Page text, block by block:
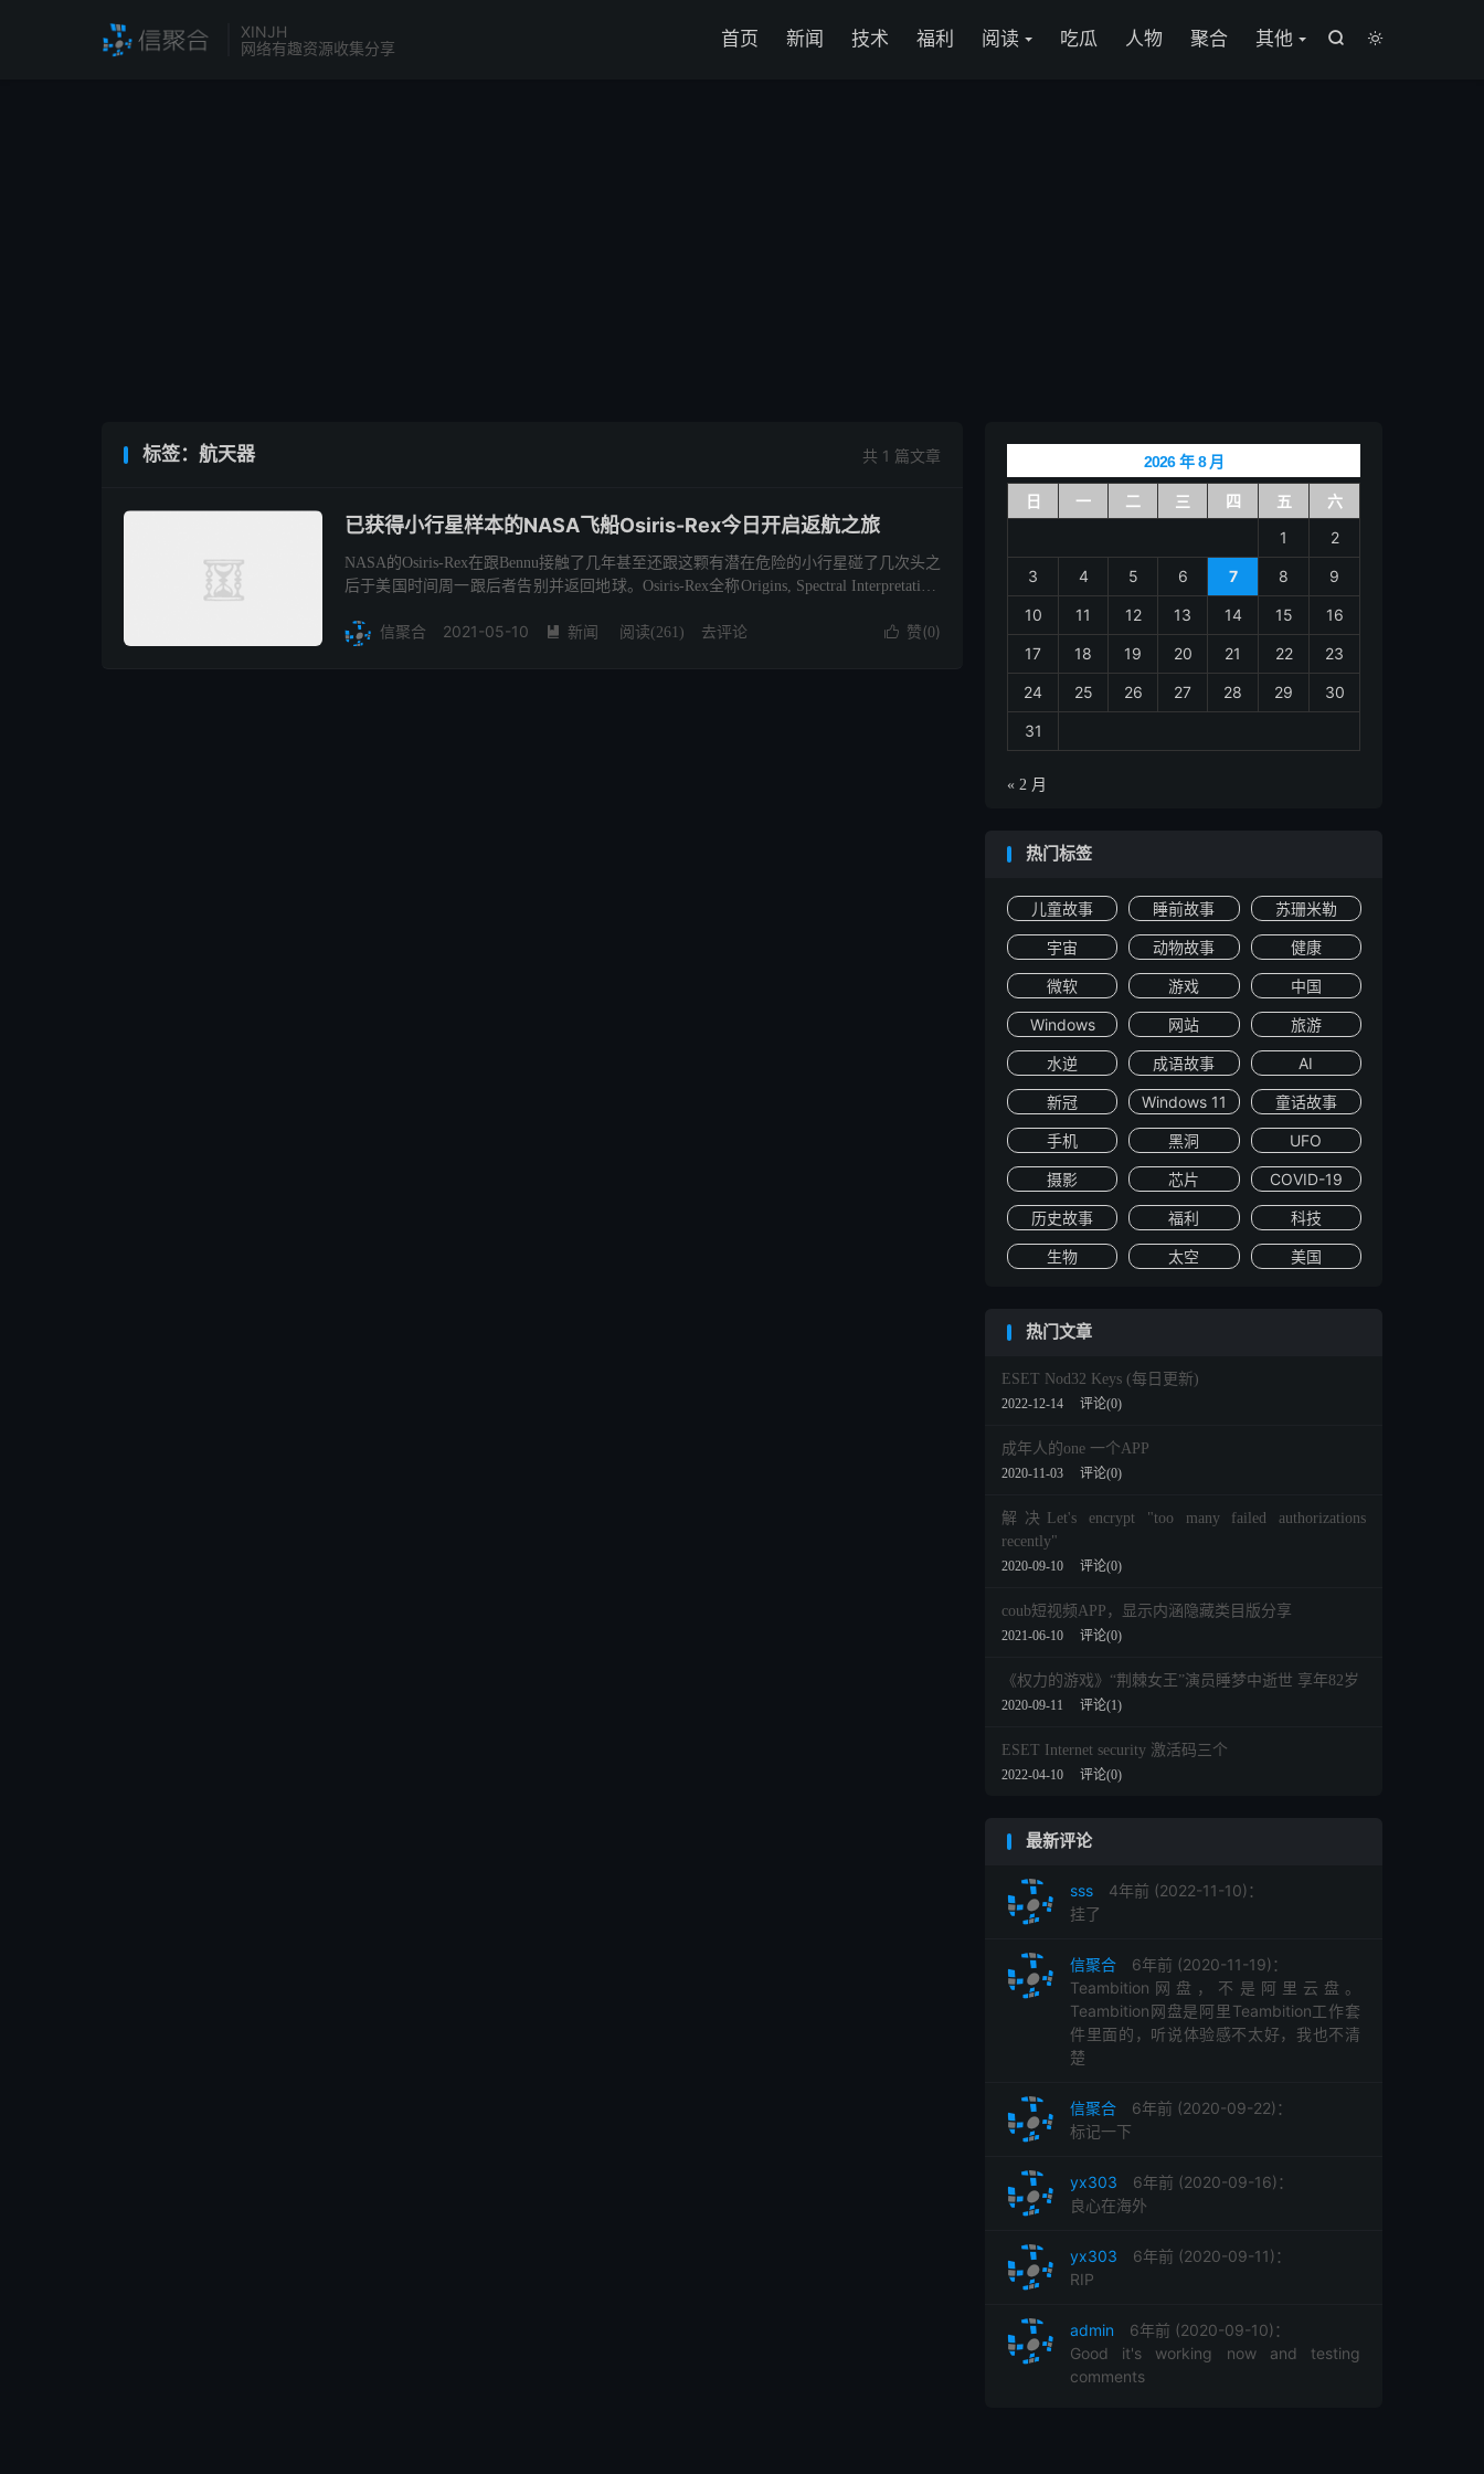
XINJH
网络有趣资源收集分享


首页 新闻 技术 福利 阅读 吃瓜 人物 聚合 其他
共 1 篇文章
标签：航天器
已获得小行星样本的NASA飞船Osiris-Rex今日开启返航之旅
NASA的Osiris-Rex在跟Bennu接触了几年甚至还跟这颗有潜在危险的小行星碰了几次头之
后于美国时间周一跟后者告别并返回地球。Osiris-Rex全称Origins, Spectral Interpretation,
 赞(0)
信聚合 2021-05-10  新闻 阅读(261) 去评论
2026 年 8 月
日 一 二 三 四 五
六
1
2
3 4 5 6 7 8 9
10 11 12 13 14 15 16
17 18 19 20 21 22 23
24 25 26 27 28 29 30
31
« 2 月
热门标签
儿童故事 睡前故事 苏珊米勒
宇宙 动物故事 健康
微软 游戏 中国
Windows 网站 旅游
水逆 成语故事 AI
新冠 Windows 11 童话故事
手机 黑洞 UFO
摄影 芯片 COVID-19
历史故事 福利 科技
生物 太空 美国
热门文章
ESET Nod32 Keys (每日更新)
2022-12-14 评论(0)
成年人的one 一个APP
2020-11-03 评论(0)
解决Let's encrypt "too many failed authorizations
recently"
2020-09-10 评论(0)
coub短视频APP，显示内涵隐藏类目版分享
2021-06-10 评论(0)
《权力的游戏》“荆棘女王”演员睡梦中逝世 享年82岁
2020-09-11 评论(1)
ESET Internet security 激活码三个
2022-04-10 评论(0)
最新评论
sss
4年前 (2022-11-10)：
挂了
信聚合
6年前 (2020-11-19)：
Teambition网盘，不是阿里云盘。
Teambition网盘是阿里Teambition工作套
件里面的，听说体验感不太好，我也不清
楚
信聚合
6年前 (2020-09-22)：
标记一下
yx303
6年前 (2020-09-16)：
良心在海外
yx303
6年前 (2020-09-11)：
RIP
admin
6年前 (2020-09-10)：
Good it's working now and testing
comments